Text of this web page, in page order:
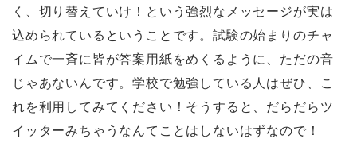
く、切り替えていけ！という強烈なメッセージが実は
込められているということです。試験の始まりのチャ
イムで一斉に皆が答案用紙をめくるように、ただの音
じゃあないんです。学校で勉強している人はぜひ、こ
れを利用してみてください！そうすると、だらだらツ
イッターみちゃうなんてことはしないはずなので！